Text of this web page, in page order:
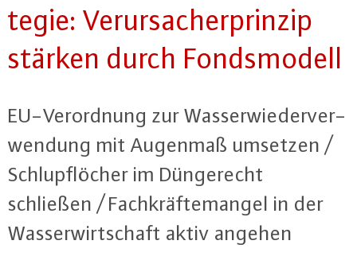
te­gie: Ver­ur­sa­cher­prin­zip
stärken durch Fonds­mo­dell
EU-Ver­ord­nung zur Was­ser­wie­der­ver­
wen­dung mit Augenmaß umsetzen /
Schlupf­lö­cher im Dün­ge­recht
schließen / Fach­kräf­te­man­gel in der
Was­ser­wirt­schaft aktiv angehen